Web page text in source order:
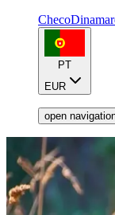
Checo
PT
EUR
open